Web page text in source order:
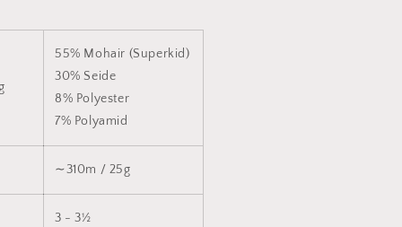
55% Mohair (Superkid)
30% Seide
8% Polyester
7% Polyamid
∼310m / 25g
3 - 3½